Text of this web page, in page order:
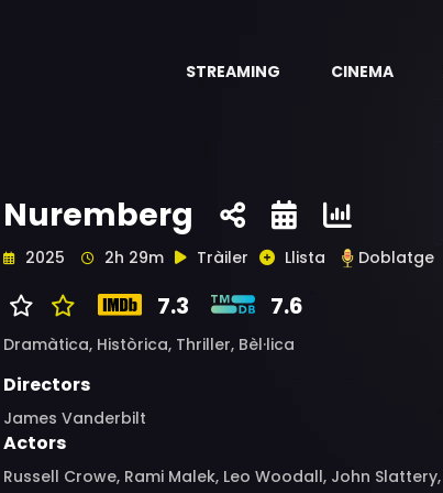
STREAMING CINEMA
Nuremberg
2025 2h 29m Tràiler Llista Doblatge
7.3 7.6
Dramàtica, Històrica, Thriller, Bèl·lica
Directors
James Vanderbilt
Actors
Russell Crowe, Rami Malek, Leo Woodall, John